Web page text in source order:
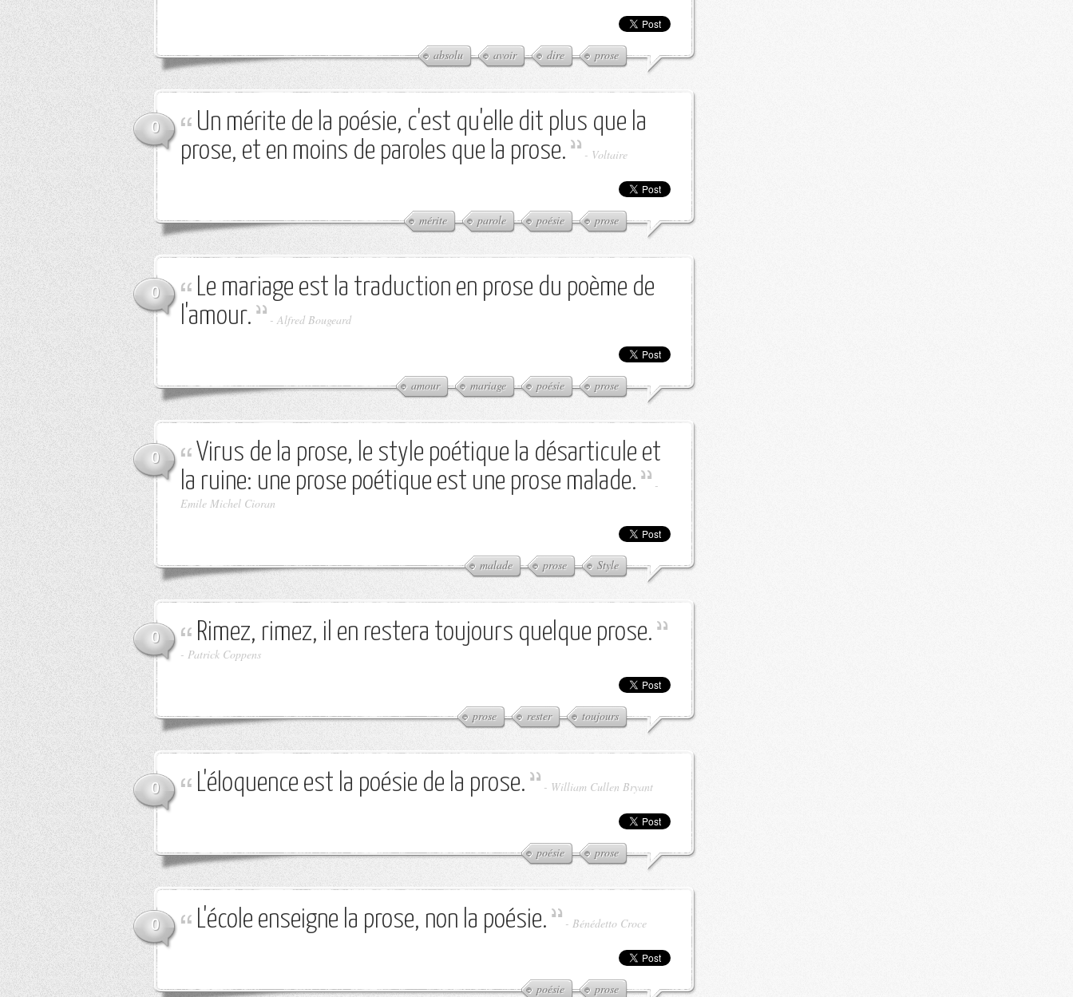
absolu avoir dire prose
0
Un mérite de la poésie, c'est qu'elle dit plus que la
prose, et en moins de paroles que la prose.
- Voltaire
mérite parole poésie prose
0
Le mariage est la traduction en prose du poème de
l'amour.
- Alfred Bougeard
amour mariage poésie prose
0
Virus de la prose, le style poétique la désarticule et
la ruine: une prose poétique est une prose malade.
-
Emile Michel Cioran
malade prose Style
0 Rimez, rimez, il en restera toujours quelque prose.
- Patrick Coppens
prose rester toujours
0 L'éloquence est la poésie de la prose. - William Cullen Bryant
poésie prose
0 L'école enseigne la prose, non la poésie. - Bénédetto Croce
poésie prose